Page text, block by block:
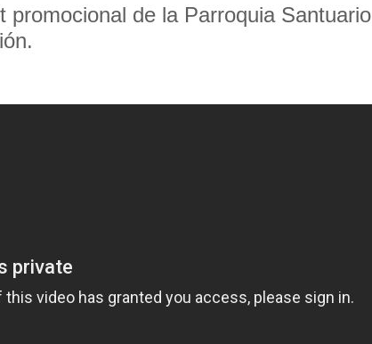
promocional de la Parroquia Santuario